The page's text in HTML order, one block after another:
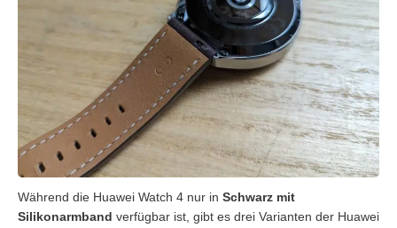
Während die Huawei Watch 4 nur in Schwarz mit
Silikonarmband verfügbar ist, gibt es drei Varianten der Huawei